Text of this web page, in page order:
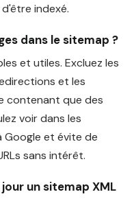
indexé.
dans le sitemap ?
et utiles. Excluez les
et les
contenant que des
voir dans les
Google et évite de
sans intérêt.
un sitemap XML